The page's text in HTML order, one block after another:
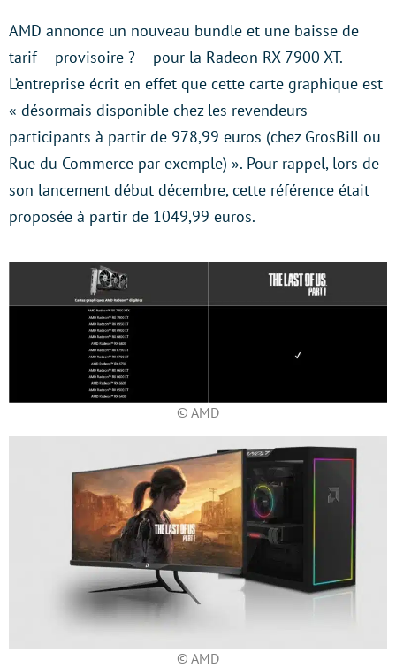
AMD annonce un nouveau bundle et une baisse de
tarif – provisoire ? – pour la Radeon RX 7900 XT.
L’entreprise écrit en effet que cette carte graphique est
« désormais disponible chez les revendeurs
participants à partir de 978,99 euros (chez GrosBill ou
Rue du Commerce par exemple) ». Pour rappel, lors de
son lancement début décembre, cette référence était
proposée à partir de 1049,99 euros.
© AMD
© AMD